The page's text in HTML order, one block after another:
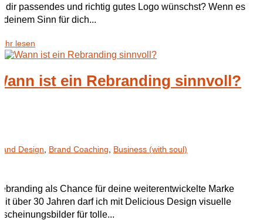
dir passendes und richtig gutes Logo wünschst? Wenn es
deinem Sinn für dich...
lesen
ist ein Rebranding sinnvoll?
Design Brand Coaching Business (with soul)
als Chance für deine weiterentwickelte Marke
über 30 Jahren darf ich mit Delicious Design visuelle
für tolle...